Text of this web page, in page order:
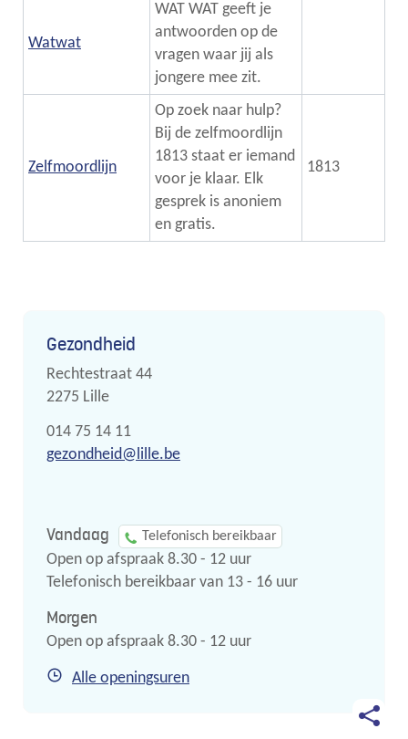
Watwat
WAT WAT geeft je
antwoorden op de
vragen waar jij als
jongere mee zit.
Zelfmoordlijn
Op zoek naar hulp?
Bij de zelfmoordlijn
1813 staat er iemand
voor je klaar. Elk
gesprek is anoniem
en gratis.
1813
Contact
Gezondheid
Adres
Rechtestraat 44
,2275 Lille
Tel.
014 75 14 11
E-
gezondheid@ lille.be
Vandaag Telefonisch bereikbaar
Open op afspraak 8.30 - 12 uur
Telefonisch bereikbaar van 13 - 16 uur
Morgen
Open op afspraak 8.30 - 12 uur
Alle openingsurenGezondheid